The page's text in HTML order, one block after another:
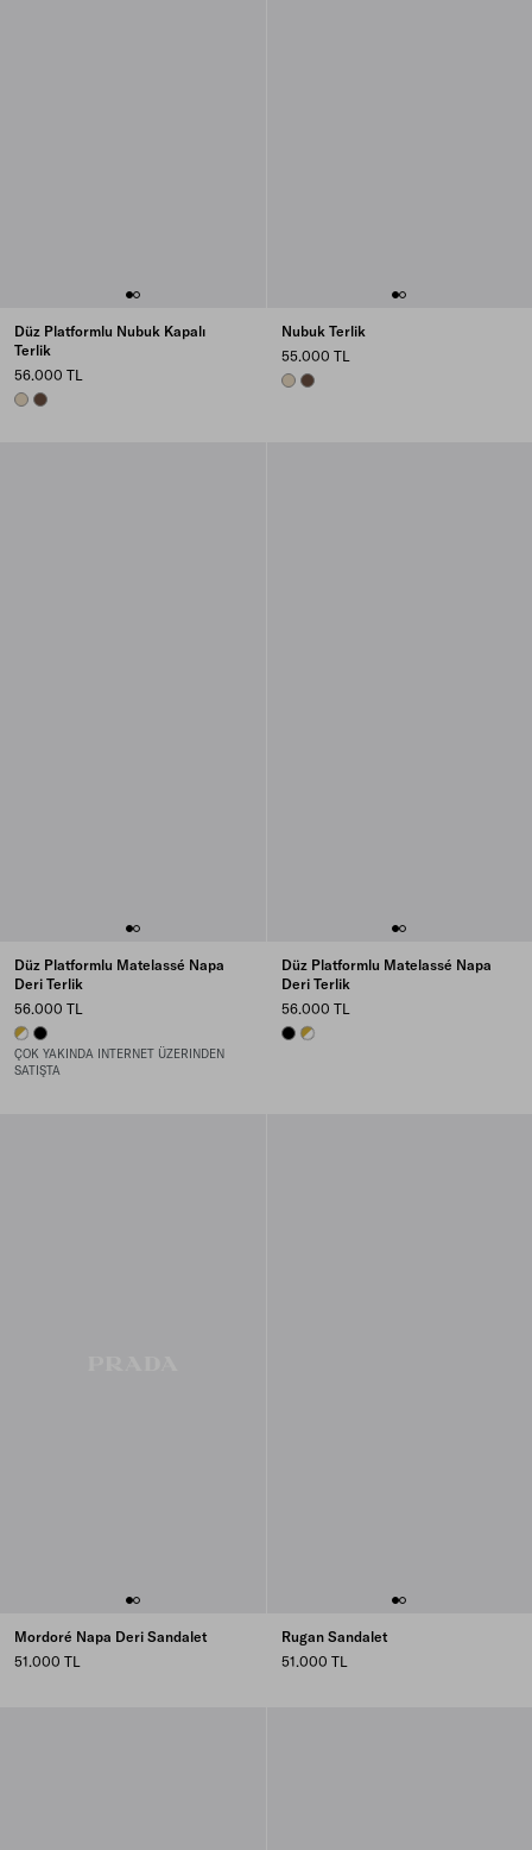
Düz Platformlu Nubuk Kapalı
Terlik
56.000 TL
DESERT BEIGE
COCOA BROWN
Nubuk Terlik
55.000 TL
DESERT BEIGE
COCOA BROWN
Düz Platformlu Matelassé Napa
Deri Terlik
56.000 TL
WHITEBLACK
ÇOK YAKINDA INTERNET ÜZERINDEN
SATIŞTA
Düz Platformlu Matelassé Napa
Deri Terlik
56.000 TL
BLACKWHITE
Mordoré Napa Deri Sandalet
51.000 TL
Rugan Sandalet
51.000 TL